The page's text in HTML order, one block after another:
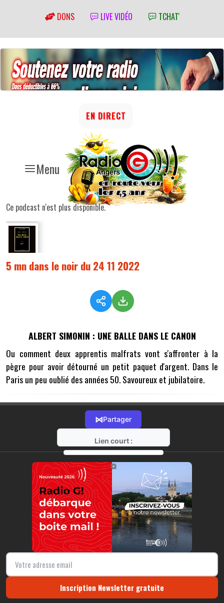
DONS LIVE VIDÉO TCHAT'
Menu
EN DIRECT
Ce podcast n'est plus disponible.
5 mn dans le noir du 24 11 2022
ALBERT SIMONIN : UNE BALLE DANS LE CANON
Ou comment deux apprentis malfrats vont s'affronter à la
pègre pour avoir détourné un petit paquet d'argent. Dans le
Paris un peu oublié des années 50. Savoureux et jubilatoire.
⋈Partager
Lien court :
https://radio-g.fr?10208
⧉
Inscription Newsletter gratuite